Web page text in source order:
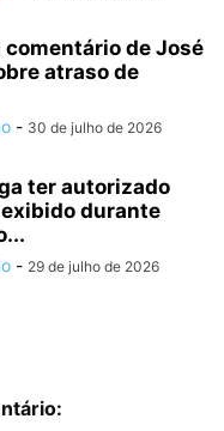
comentário de José
atraso de
- 30 de julho de 2026
ter autorizado
durante
- 29 de julho de 2026